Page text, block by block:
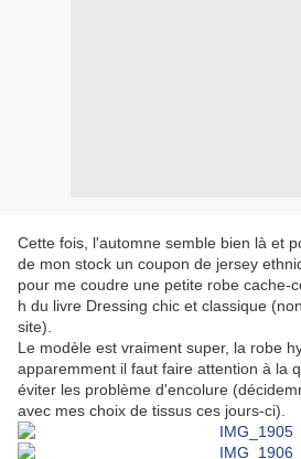
Cette fois, l'automne semble bien là et
de mon stock un coupon de jersey
pour me coudre une petite robe cache-
h du livre Dressing chic et classique
site).
Le modèle est vraiment super, la robe
apparemment il faut faire attention à la
éviter les problème d'encolure
avec mes choix de tissus ces jours-ci).